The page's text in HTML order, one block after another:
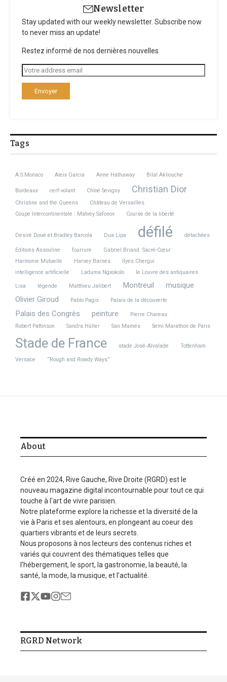
Photos : Collection Everett/Getty Images/Universal/Paramont
Share this Article
Previous Article
Espalyen en Coupe de
Next Article
antiquaire
Sign Up For Daily Newsletter
Stay updated with our weekly newsletter. Subscribe now to
never miss an update!
Newsletter
Stay updated with our weekly newsletter. Subscribe now
to never miss an update!
Restez informé de nos dernières nouvelles
Tags
A.S.Monaco Aleix Garcia Anne Hathaway Bilal Akliouche
Bordeaux cerf-volant Chloë Sevigny Christian Dior
Christine and the Queens
Château de Versailles
Coupe Intercontinentale : Matvey Safonov
Course de la liberté
Desiré Doué et Bradley Barcola Dua Lipa défilé détachées
Editions Assouline fourrure
Gabriel Briand. Sacré-Cœur
Harmonie Mutuelle
Harvey Barnes
Ilyes Chergui
intelligence artificielle
Laduma Ngxokolo le Louvre des antiquaires
Lisa légende Matthieu Jalibert Montreuil
musique
Olivier Giroud
Pablo Pagis Palais de la découverte
Palais des Congrès peinture
Pierre Chareau
Robert Pattinson
Sandra Hüller San Mamés Semi Marathon de Paris
Stade de France stade José‑Alvalade Tottenham
Versace “Rough and Rowdy Ways”
About
Créé en 2024, Rive Gauche, Rive Droite (RGRD) est le
nouveau magazine digital incontournable pour tout ce qui
touche à l'art de vivre parisien.
Notre plateforme explore la richesse et la diversité de la
vie à Paris et ses alentours, en plongeant au coeur des
quartiers vibrants et de leurs secrets.
Nous proposons à nos lecteurs des contenus riches et
variés qui couvrent des thématiques telles que
l’hébergement, le sport, la gastronomie, la beauté, la
santé, la mode, la musique, et l’actualité.
RGRD Network